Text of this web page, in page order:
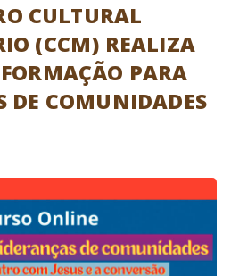
CULTURAL
(CCM) REALIZA
PARA
DE COMUNIDADES